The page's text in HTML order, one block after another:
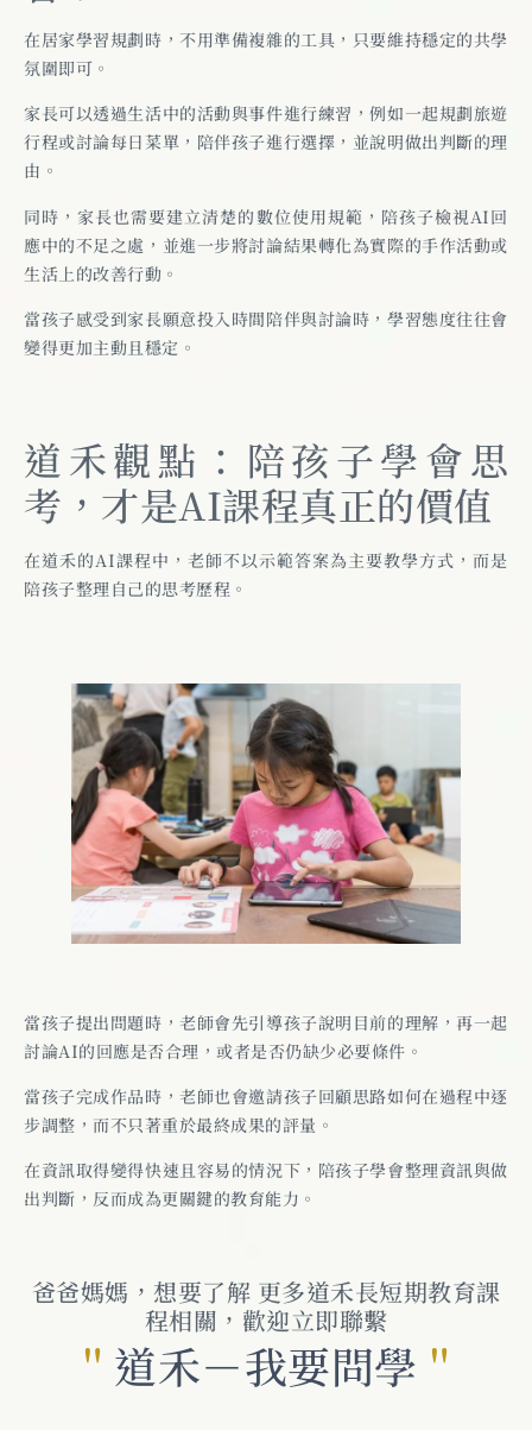
在居家學習規劃時，不用準備複雜的工具，只要維持穩定的共學
氛圍即可。
家長可以透過生活中的活動與事件進行練習，例如一起規劃旅遊
行程或討論每日菜單，陪伴孩子進行選擇，並說明做出判斷的理
由。
同時，家長也需要建立清楚的數位使用規範，陪孩子檢視AI回
應中的不足之處，並進一步將討論結果轉化為實際的手作活動或
生活上的改善行動。
當孩子感受到家長願意投入時間陪伴與討論時，學習態度往往會
變得更加主動且穩定。
道禾觀點：陪孩子學會思
考，才是AI課程真正的價值
在道禾的AI課程中，老師不以示範答案為主要教學方式，而是
陪孩子整理自己的思考歷程。
當孩子提出問題時，老師會先引導孩子說明目前的理解，再一起
討論AI的回應是否合理，或者是否仍缺少必要條件。
當孩子完成作品時，老師也會邀請孩子回顧思路如何在過程中逐
步調整，而不只著重於最終成果的評量。
在資訊取得變得快速且容易的情況下，陪孩子學會整理資訊與做
出判斷，反而成為更關鍵的教育能力。
爸爸媽媽，想要了解 更多道禾長短期教育課
程相關，歡迎立即聯繫
＂ 道禾－我要問學 ＂